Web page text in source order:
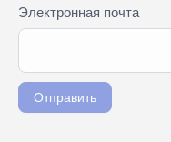
Newsletter
Signup
Электронная почта
Отправить
Если вы
человек,
пустым.